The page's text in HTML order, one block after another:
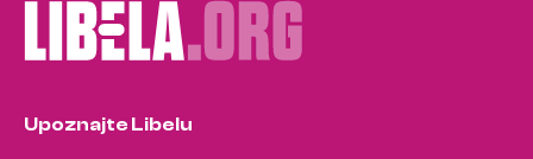
Upoznajte Libelu